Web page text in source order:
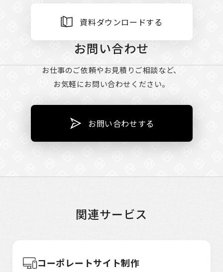
資料ダウンロードする
お問い合わせ
お仕事のご依頼やお見積りご相談など、
お気軽にお問い合わせください。
お問い合わせする
関連サービス
コーポレートサイト制作